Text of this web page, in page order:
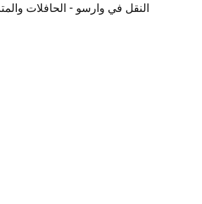
النقل في وارسو - الحافلات